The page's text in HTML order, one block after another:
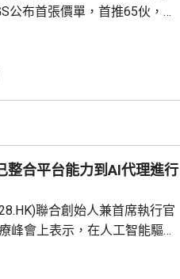
公布首張價單，首推65伙，扣
。項目明日開放示範單位予公
整合平台能力到AI代理進行
聯合創始人兼首席執行官
峰會上表示，在人工智能驅動